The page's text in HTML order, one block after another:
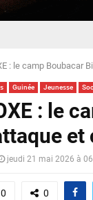
: le camp Boubacar
Guinée Jeunesse
: le
et
jeudi 21 mai 2026 à
0 0